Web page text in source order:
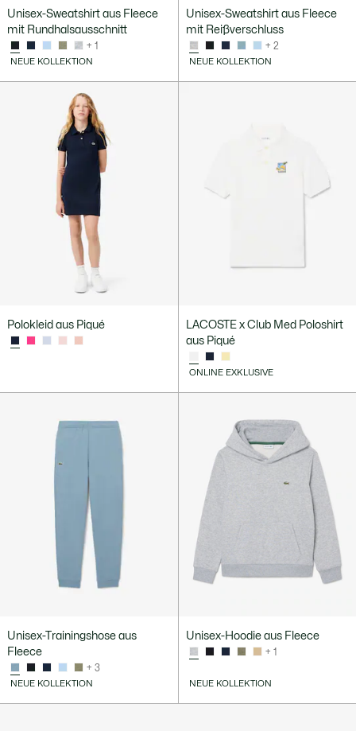
Unisex-Sweatshirt aus Fleece
mit Rundhalsausschnitt
+ 1
NEUE KOLLEKTION
Unisex-Sweatshirt aus Fleece
mit Reißverschluss
+ 2
NEUE KOLLEKTION
Polokleid aus Piqué
LACOSTE x Club Med Poloshirt
aus Piqué
ONLINE EXKLUSIVE
Unisex-Trainingshose aus
Fleece
+ 3
NEUE KOLLEKTION
Unisex-Hoodie aus Fleece
+ 1
NEUE KOLLEKTION